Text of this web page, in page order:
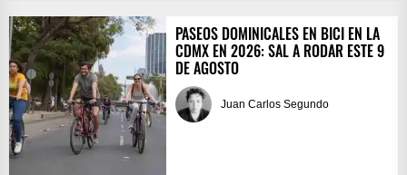
PASEOS DOMINICALES EN BICI EN LA
CDMX EN 2026: SAL A RODAR ESTE 9
DE AGOSTO
Juan Carlos Segundo